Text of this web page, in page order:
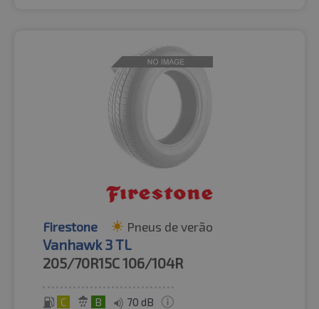
Firestone Pneus de verão
Vanhawk 3 TL
205/70R15C106/104R
C B 70 dB